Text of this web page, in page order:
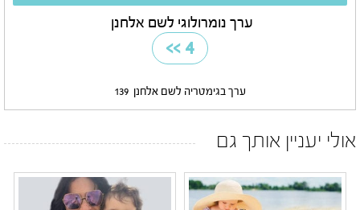
ערך נומרולוגי לשם אלחנן
4
>>
ערך בגימטריה לשם אלחנן 139
אולי יעניין אותך גם